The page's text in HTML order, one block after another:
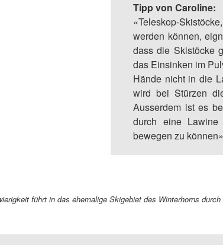
Tipp von Caroline:
«Teleskop-
werden können,
dass die Skistöcke
das Einsinken im
Hände nicht in die
wird bei Stürzen
Ausserdem ist es
durch eine
bewegen zu
führt in das ehemalige Skigebiet des Winterhorns